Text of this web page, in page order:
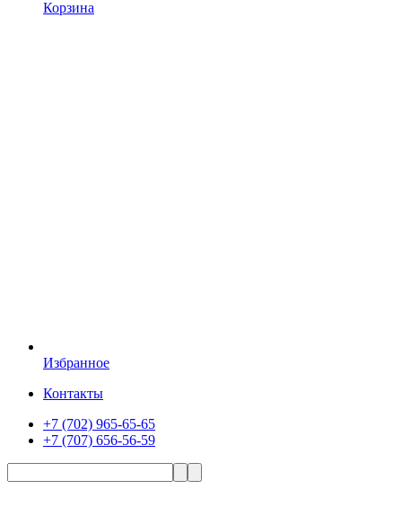
Корзина
Избранное
Контакты
+7 (702) 965-65-65
+7 (707) 656-56-59